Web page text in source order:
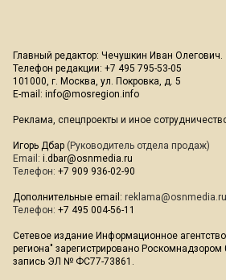
Главный редактор: Чечушкин Иван Олегович.
Телефон редакции: +7 495 795-53-05
101000, г. Москва, ул. Покровка, д. 5
E-mail: info@mosregion.info
Реклама, спецпроекты и иное
Игорь Дбар (Руководитель отдела продаж)
Email: i.dbar@osnmedia.ru
Телефон: +7 909 936-02-90
Дополнительные email: reklama@osnmedia.ru
Телефон: +7 495 004-56-11
Сетевое издание Информационное
региона" зарегистрировано Роскомнадзором
запись ЭЛ № ФС77-73861.